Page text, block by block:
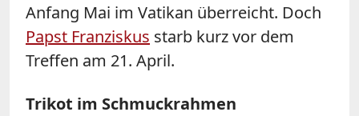
Anfang Mai im Vatikan überreicht. Doch
Papst Franziskus starb kurz vor dem
Treffen am 21. April.
Trikot im Schmuckrahmen